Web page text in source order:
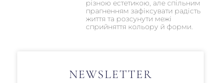
різною естетикою, але спільним
прагненням зафіксувати радість
життя та розсунути межі
сприйняття кольору й форми.
NEWSLETTER